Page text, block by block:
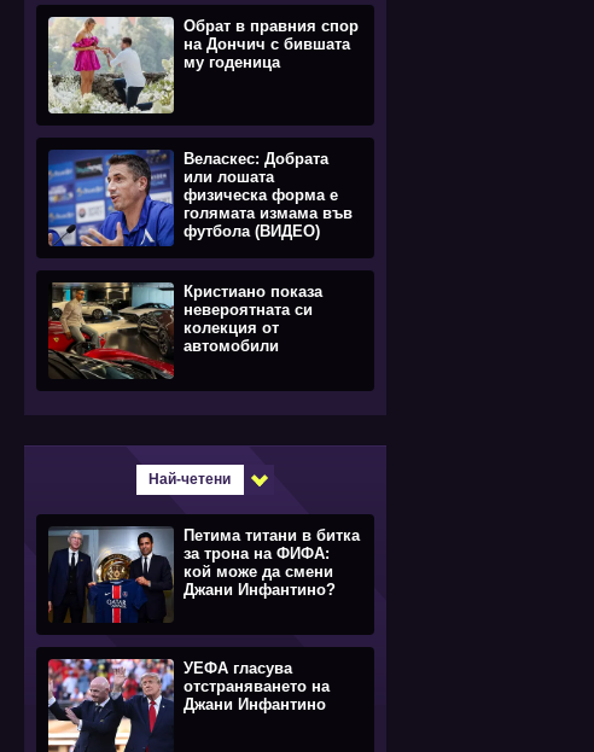
Обрат в правния спор
на Дончич с бившата
му годеница
Веласкес: Добрата
или лошата
физическа форма е
голямата измама във
футбола (ВИДЕО)
Кристиано показа
невероятната си
колекция от
автомобили
Най-четени
Петима титани в битка
за трона на ФИФА:
кой може да смени
Джани Инфантино?
УЕФА гласува
отстраняването на
Джани Инфантино